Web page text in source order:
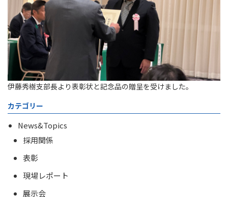
伊藤秀樹支部長より表彰状と記念品の贈呈を受けました。
カテゴリー
News&Topics
採用関係
表彰
現場レポート
展示会